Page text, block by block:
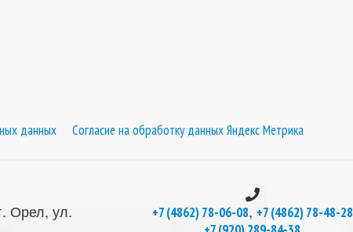
данных Согласие на обработку данных Яндекс Метрика
Орел, ул.
+7 (4862) 78-06-08, +7 (4862) 78-48-28